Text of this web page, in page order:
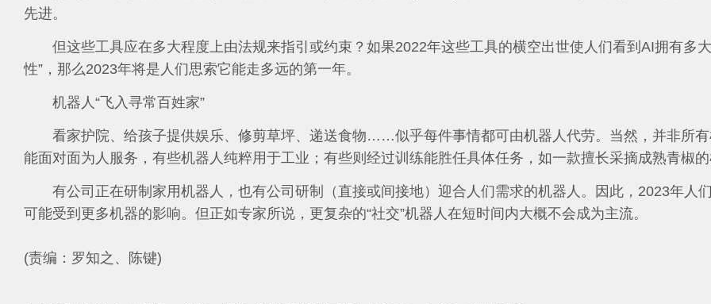
先进。
但这些工具应在多大程度上由法规来指引或约束？如果2022年这些工具的横空出世使人们看到AI拥有多
性”，那么2023年将是人们思索它能走多远的第一年。
机器人“飞入寻常百姓家”
看家护院、给孩子提供娱乐、修剪草坪、递送食物……似乎每件事情都可由机器人代劳。当然，并非所
能面对面为人服务，有些机器人纯粹用于工业；有些则经过训练能胜任具体任务，如一款擅长采摘成熟青椒的
有公司正在研制家用机器人，也有公司研制（直接或间接地）迎合人们需求的机器人。因此，2023年人
可能受到更多机器的影响。但正如专家所说，更复杂的“社交”机器人在短时间内大概不会成为主流。
(责编：罗知之、陈键)